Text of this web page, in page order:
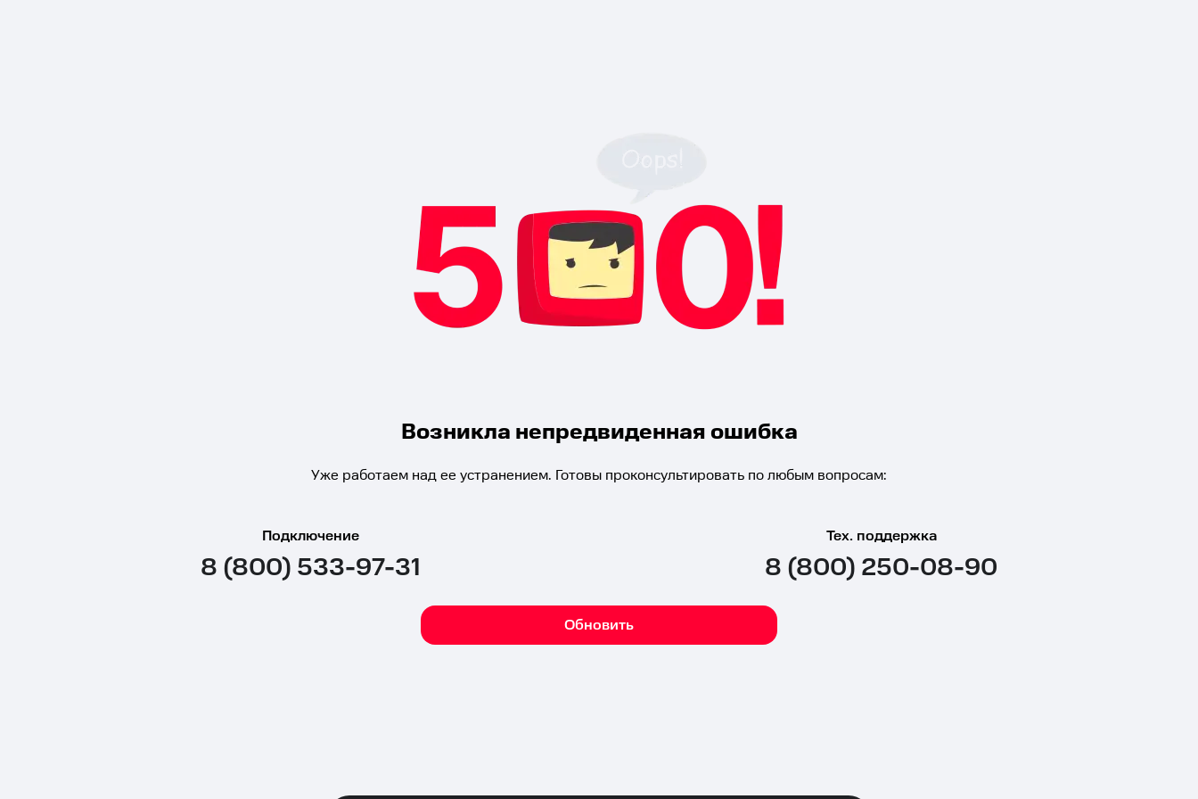
Возникла непредвиденная ошибка
Уже работаем над ее устранением. Готовы проконсультировать по любым вопросам:
Подключение
8 (800) 533-97-31
Тех. поддержка
8 (800) 250-08-90
Обновить